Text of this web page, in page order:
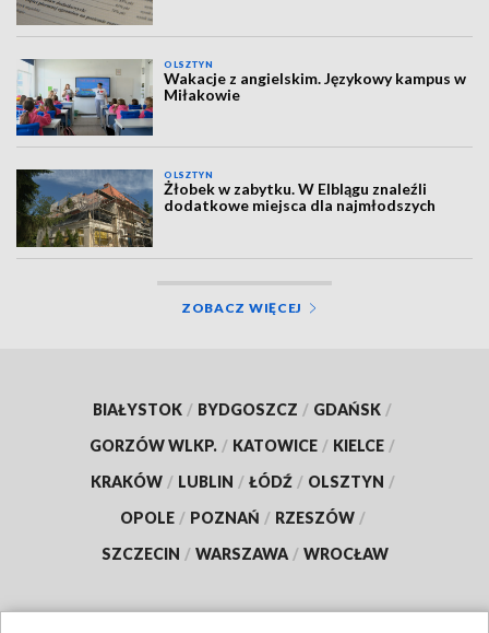
OLSZTYN
Wakacje z angielskim. Językowy kampus w
Miłakowie
OLSZTYN
Żłobek w zabytku. W Elblągu znaleźli
dodatkowe miejsca dla najmłodszych
ZOBACZ WIĘCEJ
BIAŁYSTOK / BYDGOSZCZ / GDAŃSK /
GORZÓW WLKP. / KATOWICE / KIELCE /
KRAKÓW / LUBLIN / ŁÓDŹ / OLSZTYN /
OPOLE / POZNAŃ / RZESZÓW /
SZCZECIN / WARSZAWA / WROCŁAW